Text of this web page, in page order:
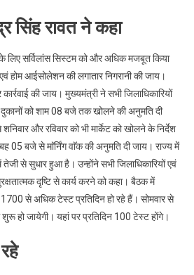
सिंह रावत ने कहा
लिए सर्विलांस सिस्टम को और अधिक मजबूत किया
होम आईसोलेशन की लगातार निगरानी की जाय।
की जाय। मुख्यमंत्री ने सभी जिलाधिकारियों
दुकानों को शाम 08 बजे तक खोलने की अनुमति दी
और रविवार को भी मार्केट को खोलने के निर्देश
05 बजे से माॅर्निंग वाॅक की अनुमति दी जाय। राज्य में
तेजी से सुधार हुआ है। उन्होंने सभी जिलाधिकारियों एवं
दृष्टि से कार्य करने को कहा। बैठक में
से अधिक टेस्ट प्रतिदिन हो रहे हैं। सोमवार से
शुरू हो जायेगी। यहां पर प्रतिदिन 100 टेस्ट होंगे।